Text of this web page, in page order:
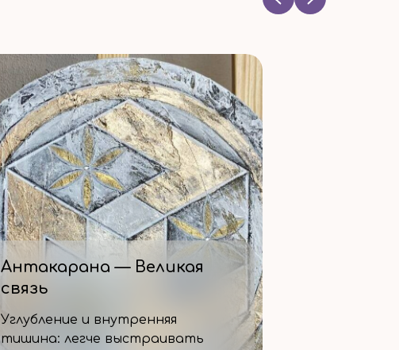
Антакарана — Великая
связь
Углубление и внутренняя
тишина: легче выстраивать